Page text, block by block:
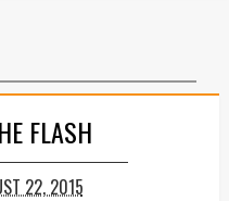
FLASH
22, 2015